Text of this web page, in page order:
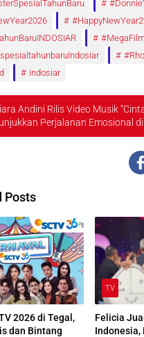
indosiar
Andini Rilis Video Musik
Perjalanan Emosional
Posts
2026 di Tegal,
dan Bintang
TV
Felicia
Indonesia,